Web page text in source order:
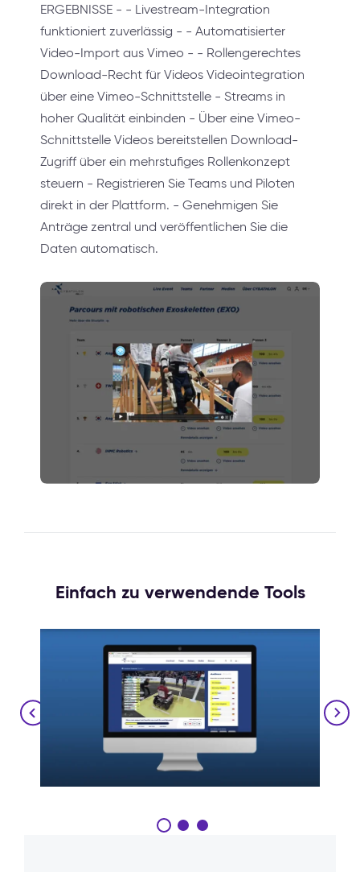
ERGEBNISSE - - Livestream-Integration
funktioniert zuverlässig - - Automatisierter
Video-Import aus Vimeo - - Rollengerechtes
Download-Recht für Videos Videointegration
über eine Vimeo-Schnittstelle - Streams in
hoher Qualität einbinden - Über eine Vimeo-
Schnittstelle Videos bereitstellen Download-
Zugriff über ein mehrstufiges Rollenkonzept
steuern - Registrieren Sie Teams und Piloten
direkt in der Plattform. - Genehmigen Sie
Anträge zentral und veröffentlichen Sie die
Daten automatisch.
Einfach zu verwendende Tools